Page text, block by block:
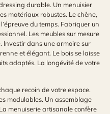
durable. Un menuisier
matériaux robustes. Le chêne,
du temps. Fabriquer un
Les meubles sur mesure
Investir dans une armoire sur
et élégant. Le bois se laisse
adaptés. La longévité de votre
recoin de votre espace.
modulables. Un assemblage
menuiserie artisanale confère